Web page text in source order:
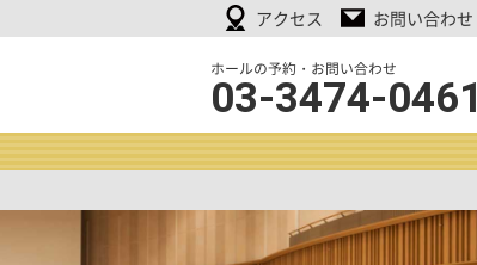
アクセス お問い合わせ
ホールの予約・お問い合わせ
03-3474-0461